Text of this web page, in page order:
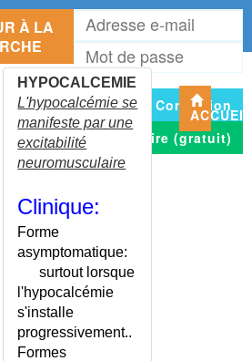
À LA
Connexion
S'inscrire (gratuit)
DU
-
DE
DE
DE
DE
HYPOCALCEMIE
L'hypocalcémie se
manifeste par une
excitabilité
neuromusculaire
Clinique:
Forme
asymptomatique:
surtout lorsque
l'hypocalcémie
s'installe
progressivement..
Formes